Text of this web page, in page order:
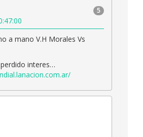
5
a mano V.H Morales Vs
interes…